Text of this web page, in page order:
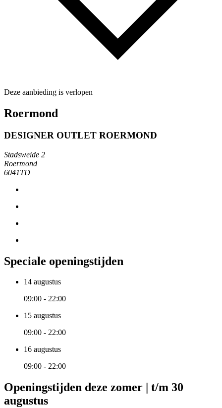
Deze aanbieding is verlopen
Roermond
DESIGNER OUTLET ROERMOND
Stadsweide 2
Roermond
6041TD
Speciale openingstijden
14 augustus
09:00 - 22:00
15 augustus
09:00 - 22:00
16 augustus
09:00 - 22:00
Openingstijden deze zomer | t/m 30
augustus